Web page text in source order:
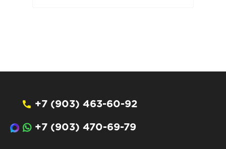
+7 (903) 463-60-92
+7 (903) 470-69-79